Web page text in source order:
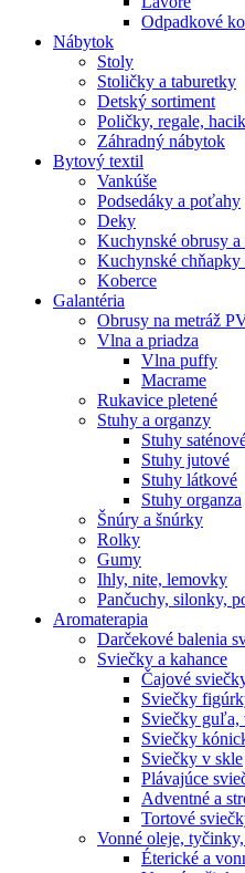
Odpadkové
Nábytok
Stoly
Stoličky a taburetky
Detský sortiment
Poličky, regale,
Záhradný nábytok
Bytový textil
Vankúše
Podsedáky a poťahy
Deky
Kuchynské obrusy a
Kuchynské chňapky
Koberce
Galantéria
Obrusy na metráž
Vlna a priadza
Vlna puffy
Macrame
Rukavice pletené
Stuhy a organzy
Stuhy
Stuhy jutové
Stuhy látkové
Stuhy organza
Šnúry a šnúrky
Rolky
Gumy
Ihly, nite, lemovky
Pančuchy, silonky,
Aromaterapia
Darčekové balenia
Sviečky a kahance
Čajové
Sviečky
Sviečky
Sviečky
Sviečky v skle
Plávajúce
Adventné a
Tortové
Vonné oleje,
Éterické a